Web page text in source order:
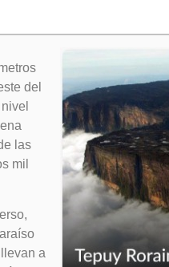
del
las
mil
a